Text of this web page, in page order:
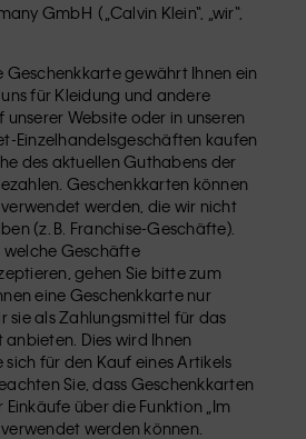
GmbH („Calvin Klein“, „wir“,
Geschenkkarte gewährt Ihnen ein
für Kleidung und andere
unserer Website oder in unseren
Einzelhandelsgeschäften kaufen
des aktuellen Guthabens der
Geschenkkarten können
werden, die wir nicht
(z. B. Franchise-Geschäfte).
welche Geschäfte
gehen Sie bitte zum
eine Geschenkkarte nur
sie als Zahlungsmittel für das
Dies wird Ihnen
für den Kauf eines Artikels
Sie, dass Geschenkkarten
über die Funktion „Im
werden können.